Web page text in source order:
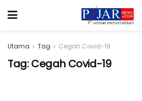
Utama Tag Cegah Covid-19
Tag:Cegah Covid-19